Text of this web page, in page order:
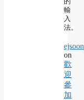
輸
入
法。
ejsoon
on
歡
迎
參
加